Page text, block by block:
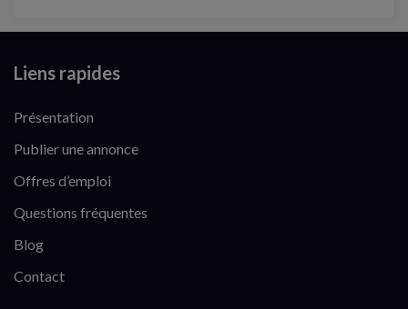
Liens rapides
Présentation
Publier une annonce
Offres d’emploi
Questions fréquentes
Blog
Contact